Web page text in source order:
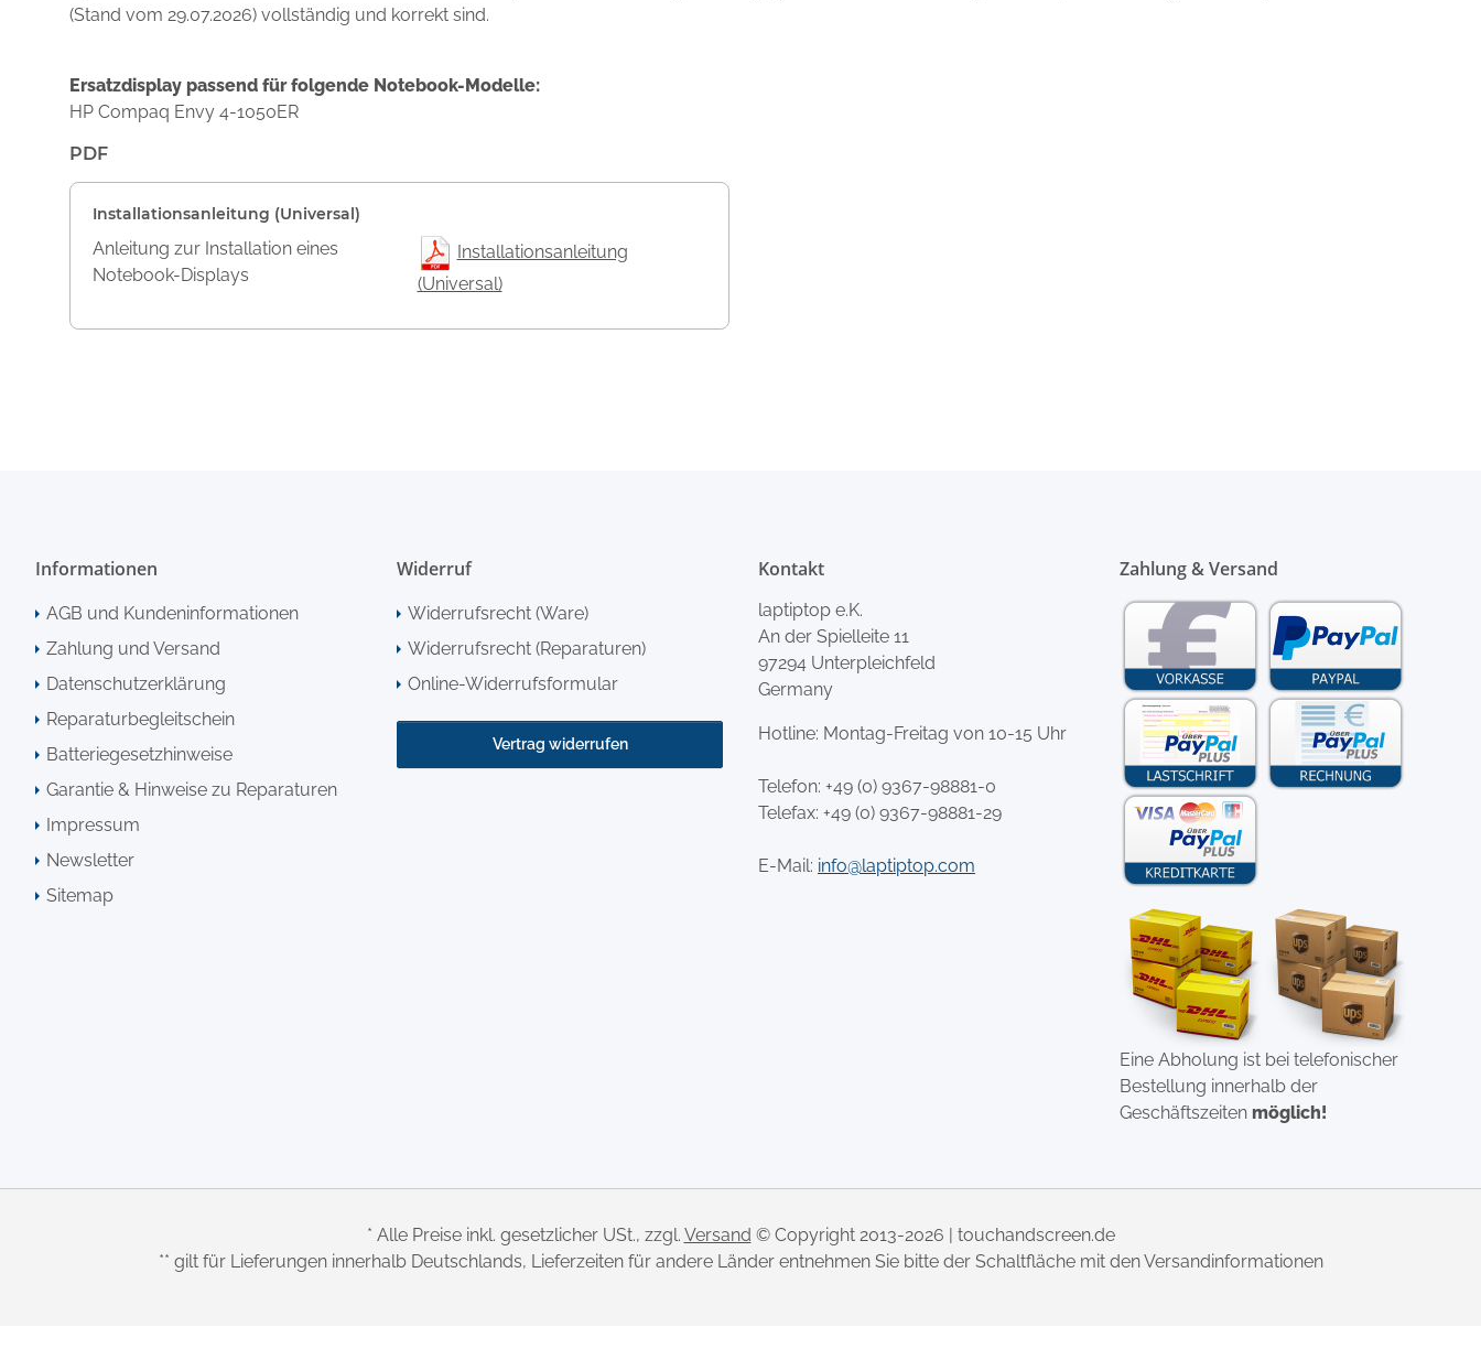
(Stand vom 29.07.2026) vollständig und korrekt sind.
Ersatzdisplay passend für folgende Notebook-Modelle:
HP Compaq Envy 4-1050ER
PDF
Installationsanleitung (Universal)
Anleitung zur Installation eines
Notebook-Displays
Installationsanleitung
(Universal)
Informationen
AGB und Kundeninformationen
Zahlung und Versand
Datenschutzerklärung
Reparaturbegleitschein
Batteriegesetzhinweise
Garantie & Hinweise zu Reparaturen
Impressum
Newsletter
Sitemap
Widerruf
Widerrufsrecht (Ware)
Widerrufsrecht (Reparaturen)
Online-Widerrufsformular
Vertrag widerrufen
Kontakt
laptiptop e.K.
An der Spielleite 11
97294 Unterpleichfeld
Germany
Hotline: Montag-Freitag von 10-15 Uhr
Telefon: +49 (0) 9367-98881-0
Telefax: +49 (0) 9367-98881-29
E-Mail: info@laptiptop.com
Zahlung & Versand
Eine Abholung ist bei telefonischer
Bestellung innerhalb der
Geschäftszeiten möglich!
* Alle Preise inkl. gesetzlicher USt., zzgl. Versand © Copyright 2013-2026 | touchandscreen.de
** gilt für Lieferungen innerhalb Deutschlands, Lieferzeiten für andere Länder entnehmen Sie bitte der Schaltfläche mit den Versandinformationen